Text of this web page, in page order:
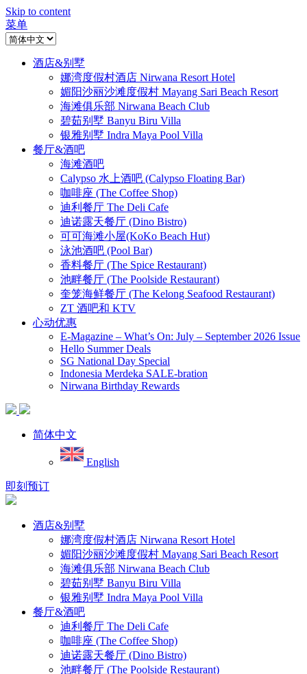
Skip to content
菜单
酒店&别墅
娜湾度假村酒店 Nirwana Resort Hotel
媚阳沙丽沙滩度假村 Mayang Sari Beach Resort
海滩俱乐部 Nirwana Beach Club
碧茹别墅 Banyu Biru Villa
银雅别墅 Indra Maya Pool Villa
餐厅&酒吧
海滩酒吧
Calypso 水上酒吧 (Calypso Floating Bar)
咖啡座 (The Coffee Shop)
迪利餐厅 The Deli Cafe
迪诺露天餐厅 (Dino Bistro)
可可海滩小屋(KoKo Beach Hut)
泳池酒吧 (Pool Bar)
香料餐厅 (The Spice Restaurant)
池畔餐厅 (The Poolside Restaurant)
奎笼海鲜餐厅 (The Kelong Seafood Restaurant)
ZT 酒吧和 KTV
心动优惠
E-Magazine – What’s On: July – September 2026 Issue
Hello Summer Deals
SG National Day Special
Indonesia Merdeka SALE-bration
Nirwana Birthday Rewards
简体中文
English
即刻预订
酒店&别墅
娜湾度假村酒店 Nirwana Resort Hotel
媚阳沙丽沙滩度假村 Mayang Sari Beach Resort
海滩俱乐部 Nirwana Beach Club
碧茹别墅 Banyu Biru Villa
银雅别墅 Indra Maya Pool Villa
餐厅&酒吧
迪利餐厅 The Deli Cafe
咖啡座 (The Coffee Shop)
迪诺露天餐厅 (Dino Bistro)
池畔餐厅 (The Poolside Restaurant)